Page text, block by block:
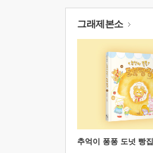
그래제본소
추억이 퐁퐁 도넛 빵집